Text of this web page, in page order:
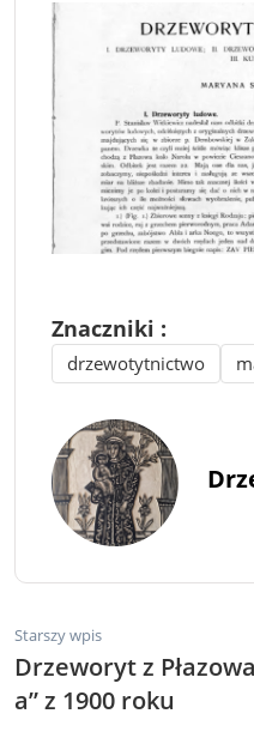
Znaczniki :
drzewotytnictwo
Starszy wpis
Drzeworyt z
a” z 1900 roku